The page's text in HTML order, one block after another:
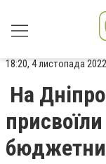
18:20, 4 листопада
На